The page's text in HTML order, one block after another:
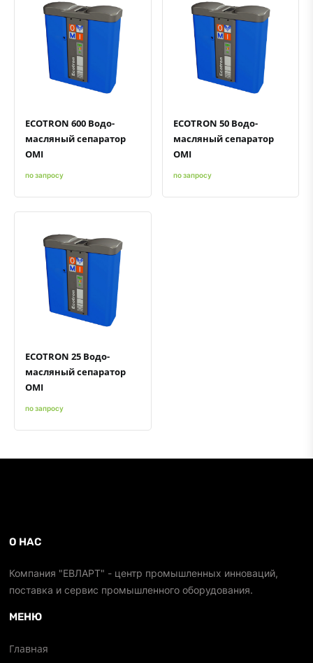
Быстрый просмотрДобавить к сравнению
Добавить в избранное
ECOTRON 600 Водо-
масляный сепаратор
OMI
по запросу
Быстрый просмотрДобавить к сравнению
Добавить в избранное
ECOTRON 50 Водо-
масляный сепаратор
OMI
по запросу
Быстрый просмотрДобавить к сравнению
Добавить в избранное
ECOTRON 25 Водо-
масляный сепаратор
OMI
по запросу
О НАС
Компания "ЕВЛАРТ" - центр промышленных инноваций,
поставка и сервис промышленного оборудования.
МЕНЮ
Главная